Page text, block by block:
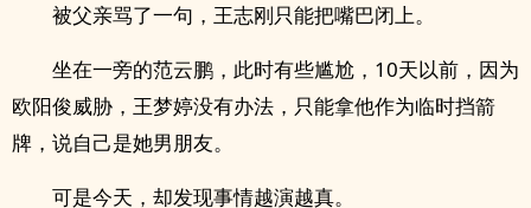
被父亲骂了一句，王志刚只能把嘴巴闭上。
坐在一旁的范云鹏，此时有些尴尬，10天以前，因为
欧阳俊威胁，王梦婷没有办法，只能拿他作为临时挡箭
牌，说自己是她男朋友。
可是今天，却发现事情越演越真。